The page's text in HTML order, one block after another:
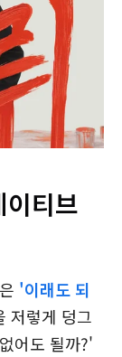
티브
'이래도 되
저렇게 덩그
어도 될까?'